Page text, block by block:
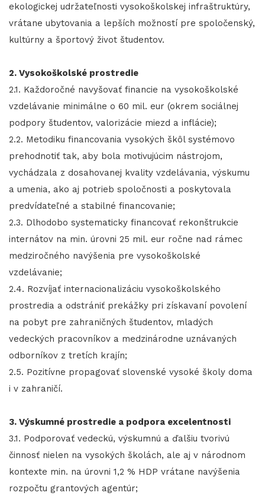
ekologickej udržateľnosti vysokoškolskej infraštruktúry,
vrátane ubytovania a lepších možností pre spoločenský,
kultúrny a športový život študentov.
2. Vysokoškolské prostredie
2.1. Každoročné navyšovať financie na vysokoškolské
vzdelávanie minimálne o 60 mil. eur (okrem sociálnej
podpory študentov, valorizácie miezd a inflácie);
2.2. Metodiku financovania vysokých škôl systémovo
prehodnotiť tak, aby bola motivujúcim nástrojom,
vychádzala z dosahovanej kvality vzdelávania, výskumu
a umenia, ako aj potrieb spoločnosti a poskytovala
predvídateľné a stabilné financovanie;
2.3. Dlhodobo systematicky financovať rekonštrukcie
internátov na min. úrovni 25 mil. eur ročne nad rámec
medziročného navýšenia pre vysokoškolské
vzdelávanie;
2.4. Rozvíjať internacionalizáciu vysokoškolského
prostredia a odstrániť prekážky pri získavaní povolení
na pobyt pre zahraničných študentov, mladých
vedeckých pracovníkov a medzinárodne uznávaných
odborníkov z tretích krajín;
2.5. Pozitívne propagovať slovenské vysoké školy doma
i v zahraničí.
3. Výskumné prostredie a podpora excelentnosti
3.1. Podporovať vedeckú, výskumnú a ďalšiu tvorivú
činnosť nielen na vysokých školách, ale aj v národnom
kontexte min. na úrovni 1,2 % HDP vrátane navýšenia
rozpočtu grantových agentúr;